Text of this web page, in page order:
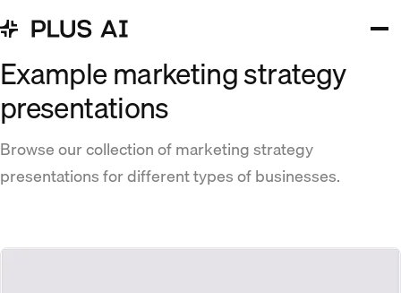
Example marketing strategy
presentations
Browse our collection of marketing strategy
presentations for different types of businesses.